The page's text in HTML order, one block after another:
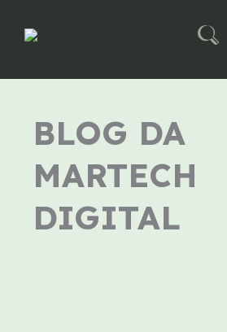
BLOG DA
MARTECH
DIGITAL